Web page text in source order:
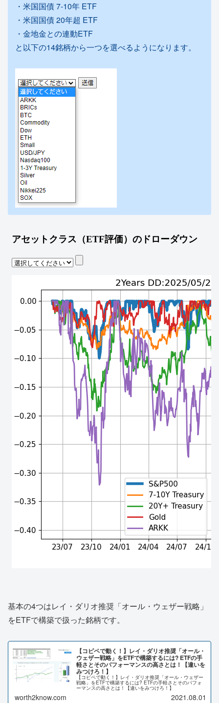
・米国国債 7-10年 ETF
・米国国債 20年超 ETF
・金地金との連動ETF
と以下の14銘柄から一つを選べるようになります。
基本の4つはレイ・ダリオ推奨「オール・ウェザー戦略」
をETFで構築で扱った銘柄です。
【コピペで動く！】レイ・ダリオ推奨「オール・
ウェザー戦略」をETFで構築するには? ETFの手
軽さとそのパフォーマンスの高さとは！【違いを
みつけろ！】
【コピペで動く！】レイ・ダリオ推奨「オール・ウェザー
戦略」をETFで構築するには? ETFの手軽さとそのパフォ
ーマンスの高さとは！【違いをみつけろ！】
worth2know.com 2021.08.01